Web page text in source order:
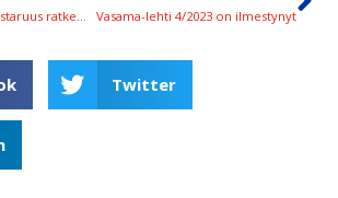
Liiton salibandymestaruus ratkeaa 27. huhtikuuta Vasama-lehti 4/2023 on ilmestynyt
Twitter